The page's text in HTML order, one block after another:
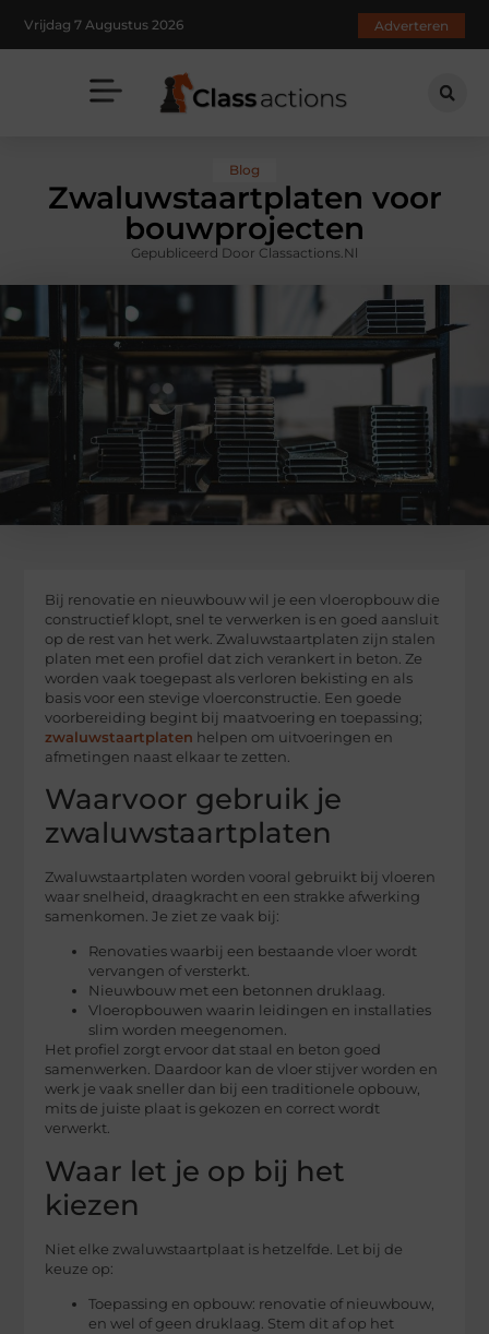
Vrijdag 7 Augustus 2026 Adverteren
Blog
Zwaluwstaartplaten voor
bouwprojecten
Gepubliceerd Door Classactions.nl
Bij renovatie en nieuwbouw wil je een vloeropbouw die
constructief klopt, snel te verwerken is en goed aansluit
op de rest van het werk. Zwaluwstaartplaten zijn stalen
platen met een profiel dat zich verankert in beton. Ze
worden vaak toegepast als verloren bekisting en als
basis voor een stevige vloerconstructie. Een goede
voorbereiding begint bij maatvoering en toepassing;
zwaluwstaartplaten helpen om uitvoeringen en
afmetingen naast elkaar te zetten.
Waarvoor gebruik je
zwaluwstaartplaten
Zwaluwstaartplaten worden vooral gebruikt bij vloeren
waar snelheid, draagkracht en een strakke afwerking
samenkomen. Je ziet ze vaak bij:
Renovaties waarbij een bestaande vloer wordt
vervangen of versterkt.
Nieuwbouw met een betonnen druklaag.
Vloeropbouwen waarin leidingen en installaties
slim worden meegenomen.
Het profiel zorgt ervoor dat staal en beton goed
samenwerken. Daardoor kan de vloer stijver worden en
werk je vaak sneller dan bij een traditionele opbouw,
mits de juiste plaat is gekozen en correct wordt
verwerkt.
Waar let je op bij het
kiezen
Niet elke zwaluwstaartplaat is hetzelfde. Let bij de
keuze op:
Toepassing en opbouw: renovatie of nieuwbouw,
en wel of geen druklaag. Stem dit af op het